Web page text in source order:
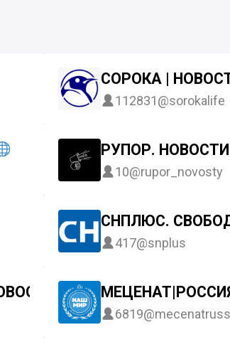
СОРОКА |
112831@sorokalife
РУПОР. НОВОСТИ
10@rupor_novosty
СНПЛЮС.
417@snplus
6819